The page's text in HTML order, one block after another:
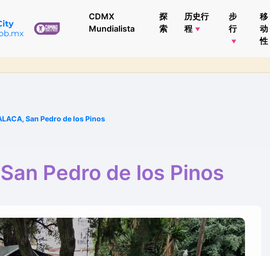
CDMX
Mundialista
探
索
历史行
程
步
行
移
动
性
San Pedro de los Pinos
Pedro de los Pinos